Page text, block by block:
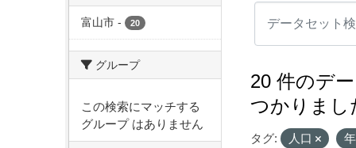
富山市 - 20
グループ
この検索にマッチする
グループ はありません
20 件のデ
つかりまし
タグ: 人口